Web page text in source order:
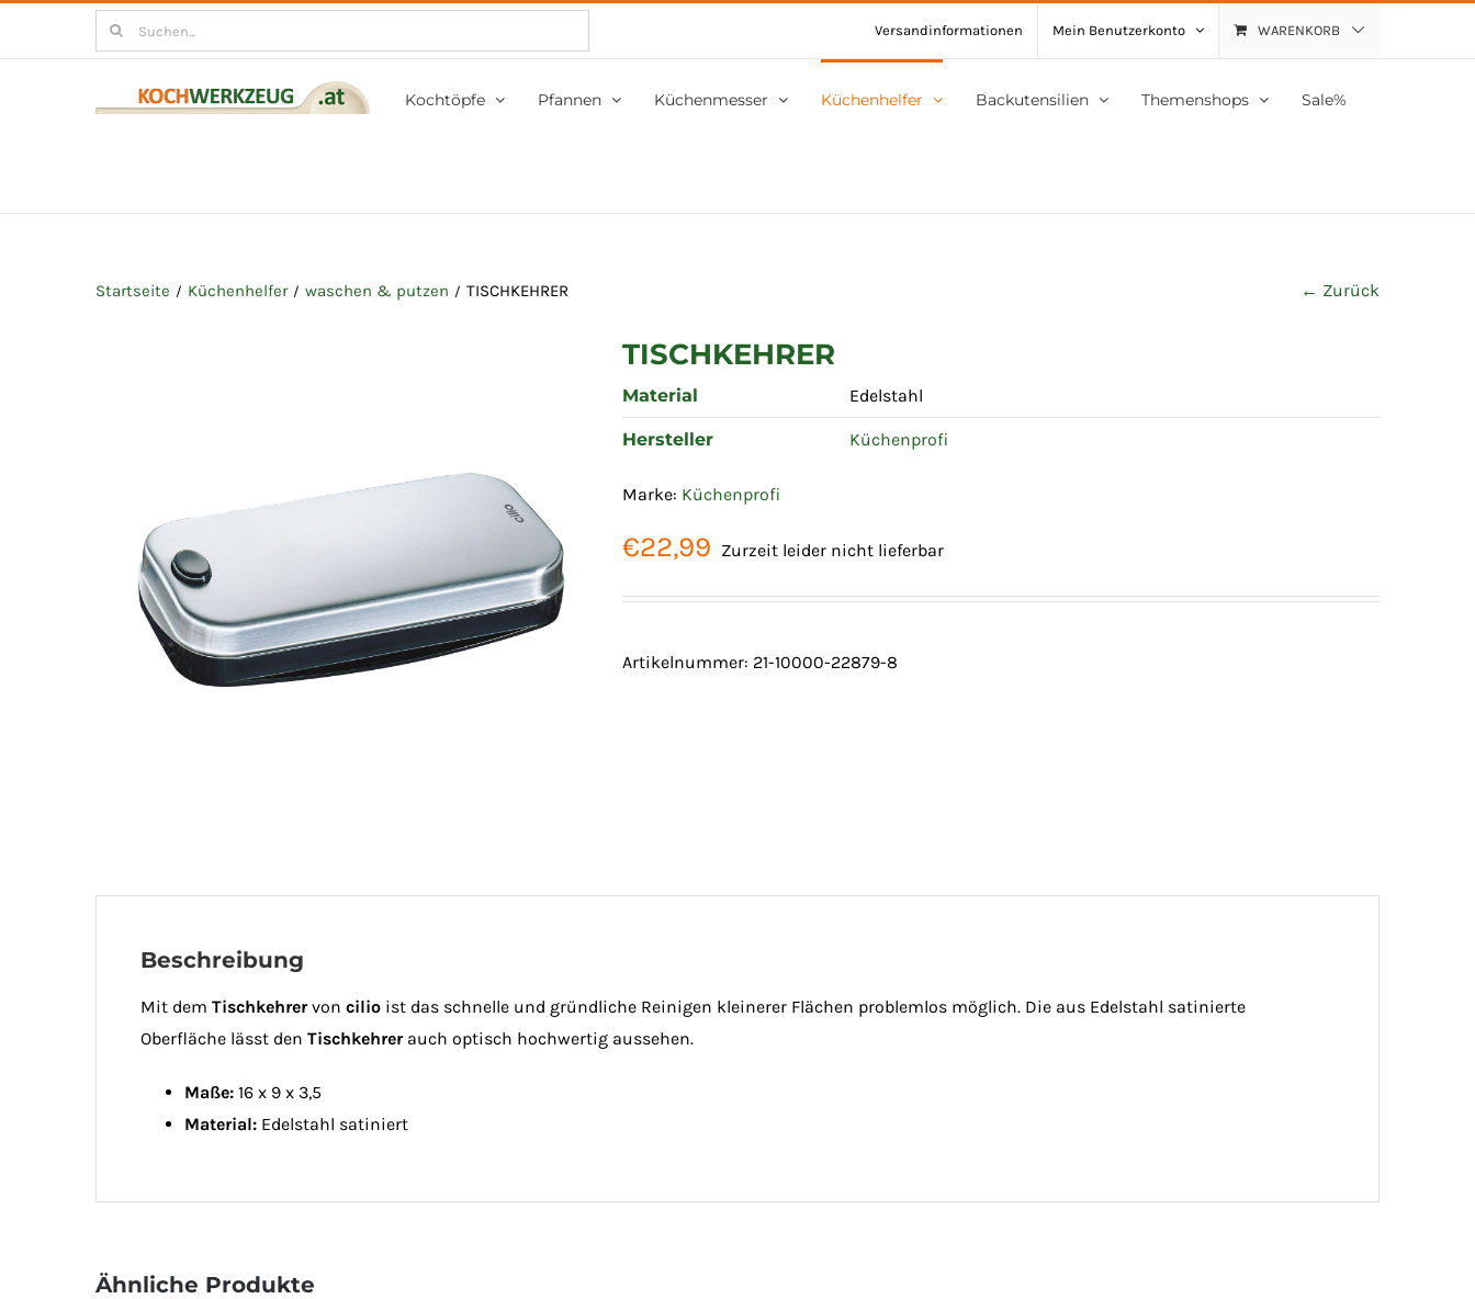
Suchen
nach:
Versandinformationen Mein Benutzerkonto WARENKORB
Kochtöpfe Pfannen Küchenmesser Küchenhelfer Backutensilien Themenshops Sale%
Startseite Küchenhelfer waschen & putzen TISCHKEHRER ← Zurück
TISCHKEHRER
Material Edelstahl
Hersteller Küchenprofi
Marke: Küchenprofi
€22,99 Zurzeit leider nicht lieferbar
Artikelnummer: 21-10000-22879-8
Beschreibung
Mit dem Tischkehrervon cilio ist das schnelle und gründliche Reinigen kleinerer Flächen problemlos möglich. Die aus Edelstahl satinierte
Oberfläche lässt den Tischkehrer auch optisch hochwertig aussehen.
Maße: 16 x 9 x 3,5
Material: Edelstahl satiniert
Ähnliche Produkte